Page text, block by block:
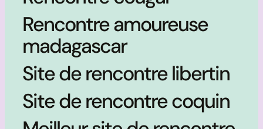
Rencontre amoureuse
madagascar
Site de rencontre libertin
Site de rencontre coquin